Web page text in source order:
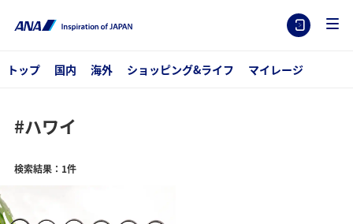
トップ 国内 海外 ショッピング&ライフ マイレージ
#ハワイ
検索結果：1件